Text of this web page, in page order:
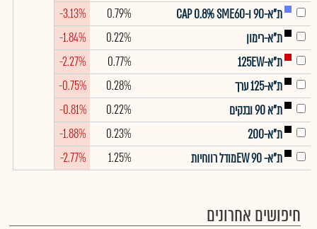
ת"א-90 ו-CAP 0.8% SME60
0.79%
-3.13%
ת"א-רימון
0.22%
-1.84%
ת"א-125EW
0.77%
-2.27%
ת"א-125 ערך
0.28%
-0.75%
ת"א 90 ובנקים
0.22%
-0.81%
ת"א-200
0.23%
-1.88%
ת"א- EW 90מודל רווחיות
1.25%
-2.77%
חיפושים אחרונים